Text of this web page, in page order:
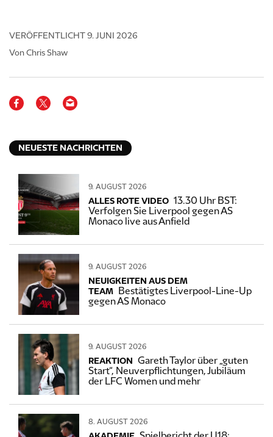
VERÖFFENTLICHT 9. JUNI 2026
Von Chris Shaw
NEUESTE NACHRICHTEN
9. AUGUST 2026
ALLES ROTE VIDEO 13.30 Uhr BST:
Verfolgen Sie Liverpool gegen AS
Monaco live aus Anfield
9. AUGUST 2026
NEUIGKEITEN AUS DEM
TEAM
Bestätigtes Liverpool-Line-Up
gegen AS Monaco
9. AUGUST 2026
REAKTION
Gareth Taylor über „guten
Start“, Neuverpflichtungen, Jubiläum
der LFC Women und mehr
8. AUGUST 2026